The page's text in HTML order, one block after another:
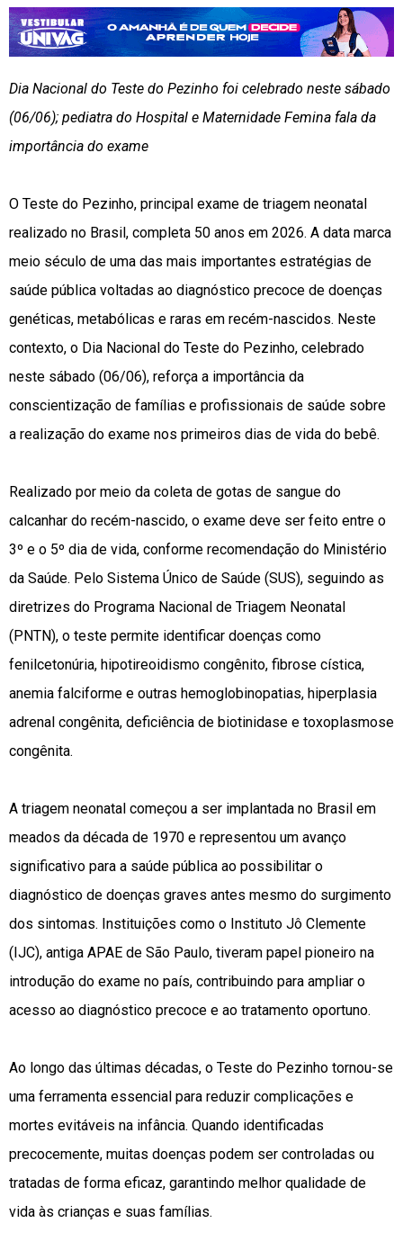
Dia Nacional do Teste do Pezinho foi celebrado neste sábado
(06/06); pediatra do Hospital e Maternidade Femina fala da
importância do exame
O Teste do Pezinho, principal exame de triagem neonatal
realizado no Brasil, completa 50 anos em 2026. A data marca
meio século de uma das mais importantes estratégias de
saúde pública voltadas ao diagnóstico precoce de doenças
genéticas, metabólicas e raras em recém-nascidos. Neste
contexto, o Dia Nacional do Teste do Pezinho, celebrado
neste sábado (06/06), reforça a importância da
conscientização de famílias e profissionais de saúde sobre
a realização do exame nos primeiros dias de vida do bebê.
Realizado por meio da coleta de gotas de sangue do
calcanhar do recém-nascido, o exame deve ser feito entre o
3º e o 5º dia de vida, conforme recomendação do Ministério
da Saúde. Pelo Sistema Único de Saúde (SUS), seguindo as
diretrizes do Programa Nacional de Triagem Neonatal
(PNTN), o teste permite identificar doenças como
fenilcetonúria, hipotireoidismo congênito, fibrose cística,
anemia falciforme e outras hemoglobinopatias, hiperplasia
adrenal congênita, deficiência de biotinidase e toxoplasmose
congênita.
A triagem neonatal começou a ser implantada no Brasil em
meados da década de 1970 e representou um avanço
significativo para a saúde pública ao possibilitar o
diagnóstico de doenças graves antes mesmo do surgimento
dos sintomas. Instituições como o Instituto Jô Clemente
(IJC), antiga APAE de São Paulo, tiveram papel pioneiro na
introdução do exame no país, contribuindo para ampliar o
acesso ao diagnóstico precoce e ao tratamento oportuno.
Ao longo das últimas décadas, o Teste do Pezinho tornou-se
uma ferramenta essencial para reduzir complicações e
mortes evitáveis na infância. Quando identificadas
precocemente, muitas doenças podem ser controladas ou
tratadas de forma eficaz, garantindo melhor qualidade de
vida às crianças e suas famílias.